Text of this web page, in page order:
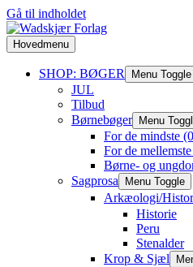
Gå til indholdet
Hovedmenu
SHOP: BØGER Menu Toggle
JUL
Tilbud
Børnebøger
Menu
For de mindste
For de
Børne- og
Sagprosa
Menu Toggle
Arkæologi/
Historie
Peru
Stenalder
Krop & Sjæl